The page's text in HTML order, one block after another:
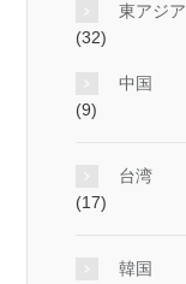
東アジア
(32)
中国
(9)
台湾
(17)
韓国